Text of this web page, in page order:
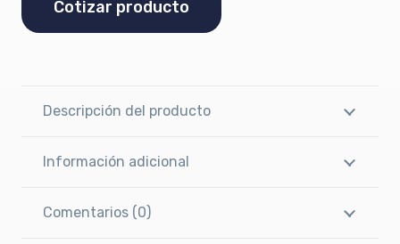
Cotizar producto
Descripción del producto
Información adicional
Comentarios (0)